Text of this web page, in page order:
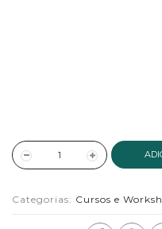
Categorias: Cursos e